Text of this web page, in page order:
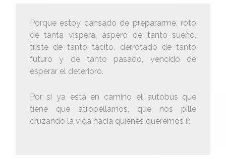
Porque estoy cansado de prepararme, roto
de tanta víspera, áspero de tanto sueño,
triste de tanto tácito, derrotado de tanto
futuro y de tanto pasado, vencido de
esperar el deterioro.
Por si ya está en camino el autobús que
tiene que atropellarnos, que nos pille
cruzando la vida hacia quienes queremos ir.